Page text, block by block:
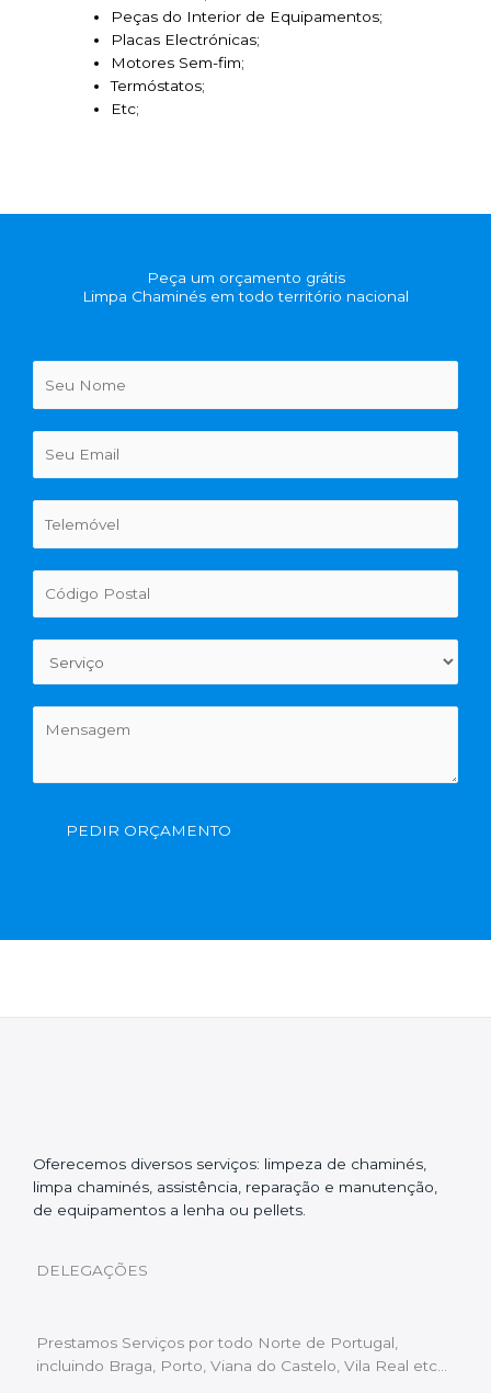
Peças do Interior de Equipamentos;
Placas Electrónicas;
Motores Sem-fim;
Termóstatos;
Etc;
Peça um orçamento grátis
Limpa Chaminés em todo território nacional
PEDIR ORÇAMENTO
Oferecemos diversos serviços: limpeza de chaminés,
limpa chaminés, assistência, reparação e manutenção,
de equipamentos a lenha ou pellets.
DELEGAÇÕES
Prestamos Serviços por todo Norte de Portugal,
incluindo Braga, Porto, Viana do Castelo, Vila Real etc…